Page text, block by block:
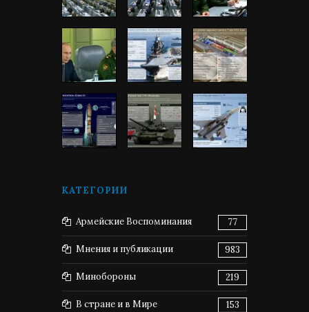
КАТЕГОРИИ
Армейские Воспоминания 77
Мнения и публикации 983
Минобороны 219
В стране и в Мире 153